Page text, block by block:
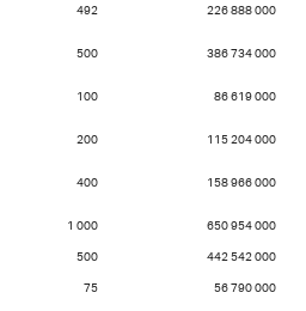
492 226 888 000
500 386 734 000
100 86 619 000
200 115 204 000
400 158 966 000
1 000 650 954 000
500 442 542 000
75 56 790 000